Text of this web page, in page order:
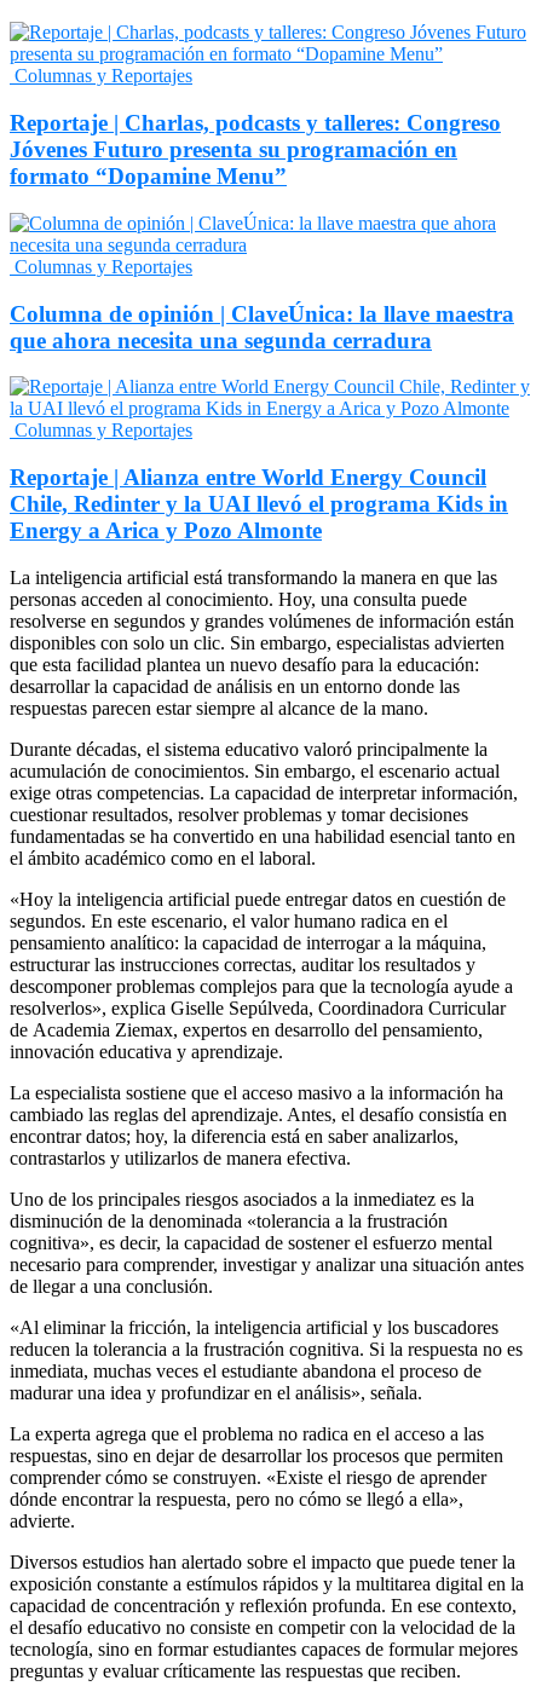
Columnas y Reportajes
Reportaje | Charlas, podcasts y talleres: Congreso
Jóvenes Futuro presenta su programación en
formato “Dopamine Menu”
Columnas y Reportajes
Columna de opinión | ClaveÚnica: la llave maestra
que ahora necesita una segunda cerradura
Columnas y Reportajes
Reportaje | Alianza entre World Energy Council
Chile, Redinter y la UAI llevó el programa Kids in
Energy a Arica y Pozo Almonte
La inteligencia artificial está transformando la manera en que las
personas acceden al conocimiento. Hoy, una consulta puede
resolverse en segundos y grandes volúmenes de información están
disponibles con solo un clic. Sin embargo, especialistas advierten
que esta facilidad plantea un nuevo desafío para la educación:
desarrollar la capacidad de análisis en un entorno donde las
respuestas parecen estar siempre al alcance de la mano.
Durante décadas, el sistema educativo valoró principalmente la
acumulación de conocimientos. Sin embargo, el escenario actual
exige otras competencias. La capacidad de interpretar información,
cuestionar resultados, resolver problemas y tomar decisiones
fundamentadas se ha convertido en una habilidad esencial tanto en
el ámbito académico como en el laboral.
«Hoy la inteligencia artificial puede entregar datos en cuestión de
segundos. En este escenario, el valor humano radica en el
pensamiento analítico: la capacidad de interrogar a la máquina,
estructurar las instrucciones correctas, auditar los resultados y
descomponer problemas complejos para que la tecnología ayude a
resolverlos», explica Giselle Sepúlveda, Coordinadora Curricular
de Academia Ziemax, expertos en desarrollo del pensamiento,
innovación educativa y aprendizaje.
La especialista sostiene que el acceso masivo a la información ha
cambiado las reglas del aprendizaje. Antes, el desafío consistía en
encontrar datos; hoy, la diferencia está en saber analizarlos,
contrastarlos y utilizarlos de manera efectiva.
Uno de los principales riesgos asociados a la inmediatez es la
disminución de la denominada «tolerancia a la frustración
cognitiva», es decir, la capacidad de sostener el esfuerzo mental
necesario para comprender, investigar y analizar una situación antes
de llegar a una conclusión.
«Al eliminar la fricción, la inteligencia artificial y los buscadores
reducen la tolerancia a la frustración cognitiva. Si la respuesta no es
inmediata, muchas veces el estudiante abandona el proceso de
madurar una idea y profundizar en el análisis», señala.
La experta agrega que el problema no radica en el acceso a las
respuestas, sino en dejar de desarrollar los procesos que permiten
comprender cómo se construyen. «Existe el riesgo de aprender
dónde encontrar la respuesta, pero no cómo se llegó a ella»,
advierte.
Diversos estudios han alertado sobre el impacto que puede tener la
exposición constante a estímulos rápidos y la multitarea digital en la
capacidad de concentración y reflexión profunda. En ese contexto,
el desafío educativo no consiste en competir con la velocidad de la
tecnología, sino en formar estudiantes capaces de formular mejores
preguntas y evaluar críticamente las respuestas que reciben.